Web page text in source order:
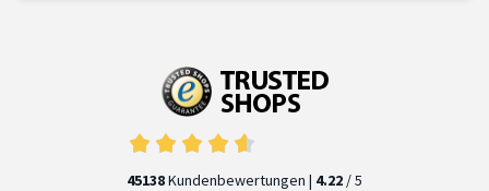
45138Kundenbewertungen | 4.22 / 5